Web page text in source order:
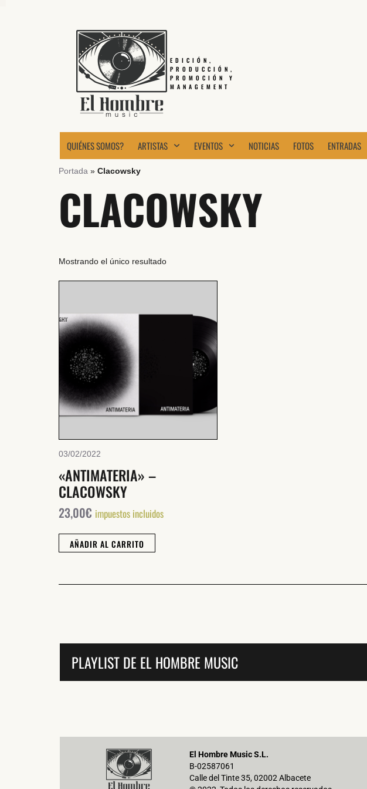
EDICIÓN,
PRODUCCIÓN,
PROMOCIÓN Y
MANAGEMENT
QUIÉNES SOMOS? ARTISTAS EVENTOS NOTICIAS FOTOS ENTRADAS
Portada » Clacowsky
CLACOWSKY
Mostrando el único resultado
03/02/2022
«ANTIMATERIA» –
CLACOWSKY
23,00€ impuestos incluidos
AÑADIR AL CARRITO
PLAYLIST DE EL HOMBRE MUSIC
El Hombre Music S.L.
B-02587061
Calle del Tinte 35, 02002 Albacete